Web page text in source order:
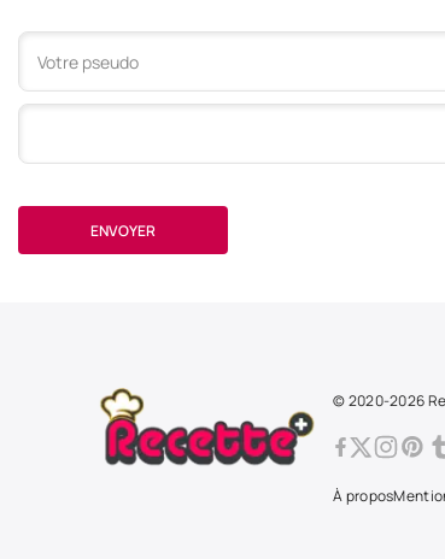
Votre commentaire
ENVOYER
© 2020-2026
À propos